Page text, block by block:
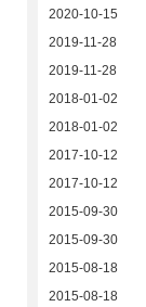
2020-10-15
2019-11-28
2019-11-28
2018-01-02
2018-01-02
2017-10-12
2017-10-12
2015-09-30
2015-09-30
2015-08-18
2015-08-18